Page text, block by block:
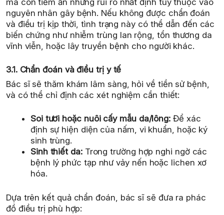
mà còn tiềm ẩn những rủi ro nhất định tùy thuộc vào
nguyên nhân gây bệnh. Nếu không được chẩn đoán
và điều trị kịp thời, tình trạng này có thể dẫn đến các
biến chứng như nhiễm trùng lan rộng, tổn thương da
vĩnh viễn, hoặc lây truyền bệnh cho người khác.
3.1. Chẩn đoán và điều trị y tế
Bác sĩ sẽ thăm khám lâm sàng, hỏi về tiền sử bệnh,
và có thể chỉ định các xét nghiệm cần thiết:
Soi tươi hoặc nuôi cấy mẫu da/lông: Để xác
định sự hiện diện của nấm, vi khuẩn, hoặc ký
sinh trùng.
Sinh thiết da:Trong trường hợp nghi ngờ các
bệnh lý phức tạp như vảy nến hoặc lichen xơ
hóa.
Dựa trên kết quả chẩn đoán, bác sĩ sẽ đưa ra phác
đồ điều trị phù hợp: